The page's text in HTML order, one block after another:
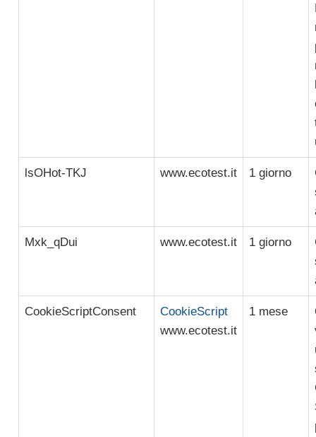
lsOHot-TKJ www.ecotest.it 1 giorno
Mxk_qDui www.ecotest.it 1 giorno
CookieScriptConsent
CookieScript
www.ecotest.it
1 mese